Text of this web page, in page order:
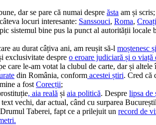
dar se pare că numai despre ăsta am și scris;
locuri interesante: Sanssouci, Roma,
sistemul bine pus la punct al autorității locale
au durat câțiva ani, am reușit să-l moștenesc
exclusivitate despre o eroare judiciară și o
care le-am votat la clubul de carte, dar și altele
din România, conform acestei știri. Cred că
a fost Corecții;
, aia reală și aia politică. Despre lipsa de
vechi, dar actual, când cu surparea
Taberei, fapt ce a prilejuit un record de